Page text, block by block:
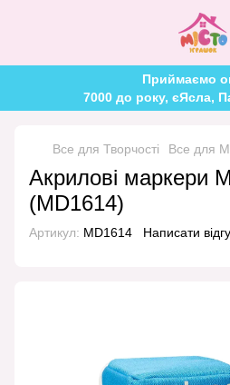
Приймаємо
7000 до року, єЯсла,
Все для Творчості Все для
Акрилові маркери
(MD1614)
Артикул: MD1614 Написати